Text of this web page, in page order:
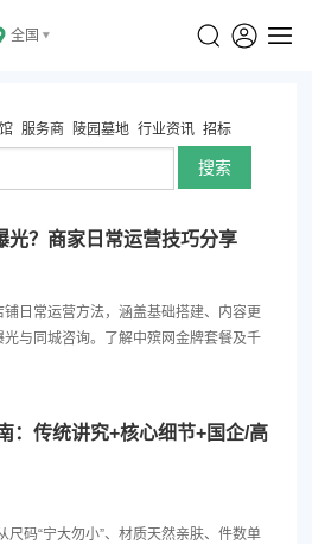
全国
服务商 陵园墓地 行业资讯 招标
搜索
光？商家日常运营技巧分享
日常运营方法，涵盖基础搭建、内容更
与同城咨询。了解中殡网金牌套餐及千
：传统讲究+核心细节+国企/高
码“宁大勿小”、材质天然亲肤、件数单